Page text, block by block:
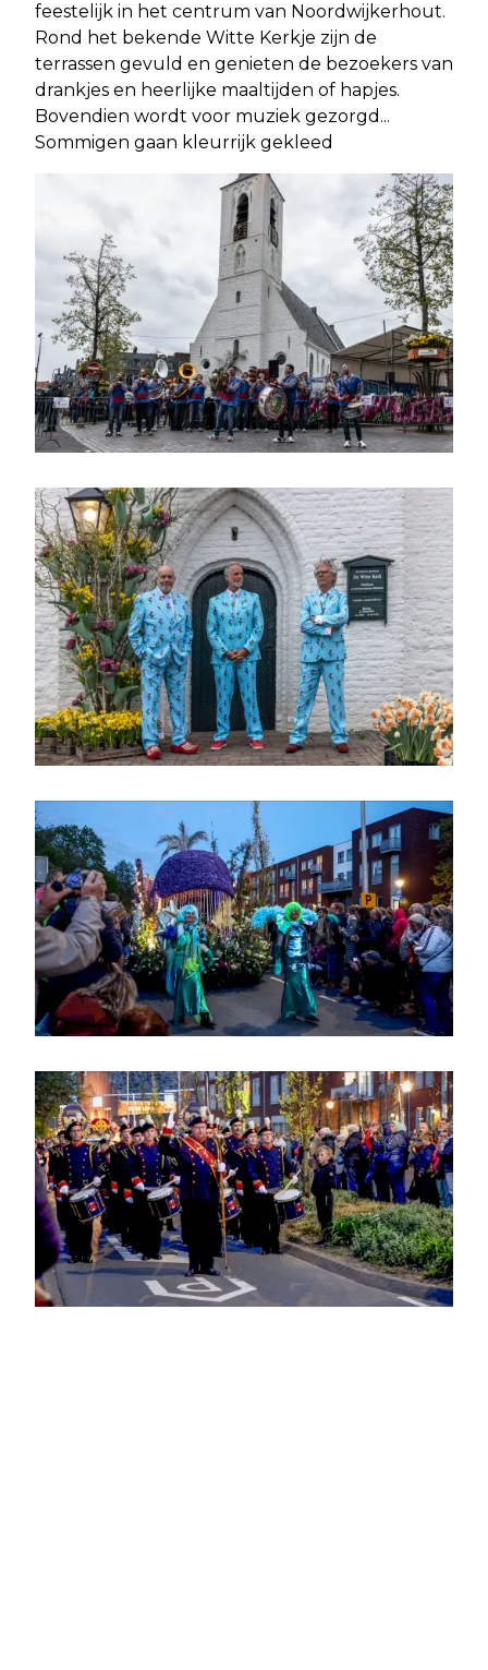
feestelijk in het centrum van Noordwijkerhout.
Rond het bekende Witte Kerkje zijn de
terrassen gevuld en genieten de bezoekers van
drankjes en heerlijke maaltijden of hapjes.
Bovendien wordt voor muziek gezorgd...
Sommigen gaan kleurrijk gekleed